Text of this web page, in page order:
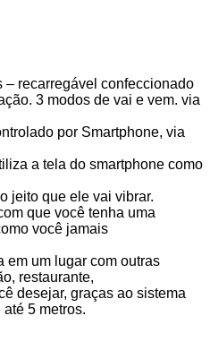
– recarregável confeccionado
3 modos de vai e vem. via
por Smartphone, via
a tela do smartphone como
jeito que ele vai vibrar.
que você tenha uma
você jamais
em um lugar com outras
restaurante,
desejar, graças ao sistema
5 metros.